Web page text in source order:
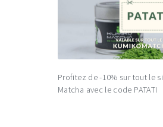
Profitez de -10% sur tout le
Matcha avec le code PATATI